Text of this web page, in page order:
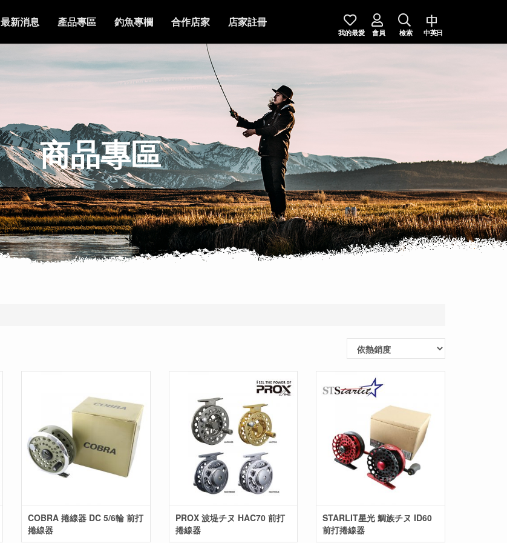
最新消息 產品專區 釣魚專欄 合作店家 店家註冊
我的最愛 會員 檢索 中英日
商品專區
COBRA 捲線器 DC 5/6輪 前打
捲線器
PROX 波堤チヌ HAC70 前打
捲線器
STARLIT星光 鯛族チヌ ID60
前打捲線器